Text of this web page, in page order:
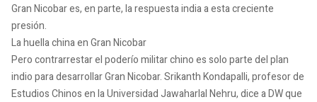
Gran Nicobar es, en parte, la respuesta india a esta creciente
presión.
La huella china en Gran Nicobar
Pero contrarrestar el poderío militar chino es solo parte del plan
indio para desarrollar Gran Nicobar. Srikanth Kondapalli, profesor de
Estudios Chinos en la Universidad Jawaharlal Nehru, dice a DW que